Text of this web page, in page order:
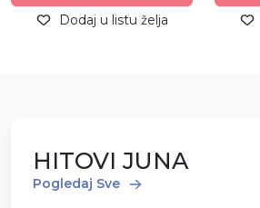
Dodaj u listu želja
HITOVI JUNA
Pogledaj Sve